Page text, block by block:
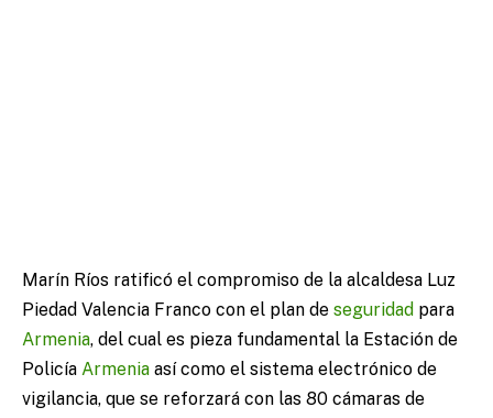
Marín Ríos ratificó el compromiso de la alcaldesa Luz
Piedad Valencia Franco con el plan de seguridad para
Armenia, del cual es pieza fundamental la Estación de
Policía Armenia así como el sistema electrónico de
vigilancia, que se reforzará con las 80 cámaras de